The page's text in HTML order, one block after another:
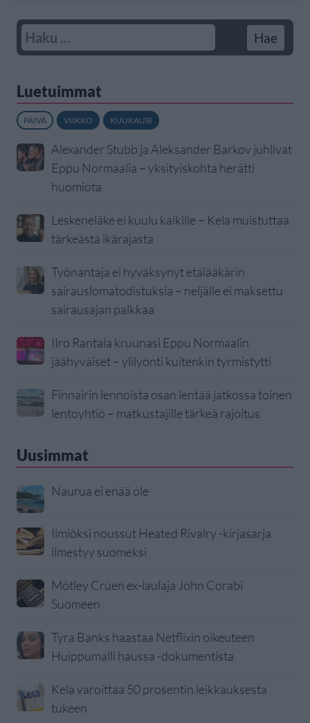
Luetuimmat
PÄIVÄ VIIKKO KUUKAUSI
Alexander Stubb ja Aleksander Barkov juhlivat
Eppu Normaalia – yksityiskohta herätti
huomiota
Leskeneläke ei kuulu kaikille – Kela muistuttaa
tärkeästä ikärajasta
Työnantaja ei hyväksynyt etälääkärin
sairauslomatodistuksia – neljälle ei maksettu
sairausajan palkkaa
IIro Rantala kruunasi Eppu Normaalin
jäähyväiset – ylilyönti kuitenkin tyrmistytti
Finnairin lennoista osan lentää jatkossa toinen
lentoyhtiö – matkustajille tärkeä rajoitus
Uusimmat
Naurua ei enää ole
Ilmiöksi noussut Heated Rivalry -kirjasarja
ilmestyy suomeksi
Mötley Crüen ex-laulaja John Corabi
Suomeen
Tyra Banks haastaa Netflixin oikeuteen
Huippumalli haussa -dokumentista
Kela varoittaa 50 prosentin leikkauksesta
tukeen